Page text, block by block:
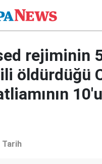
rejiminin
öldürdüğü
Tarih